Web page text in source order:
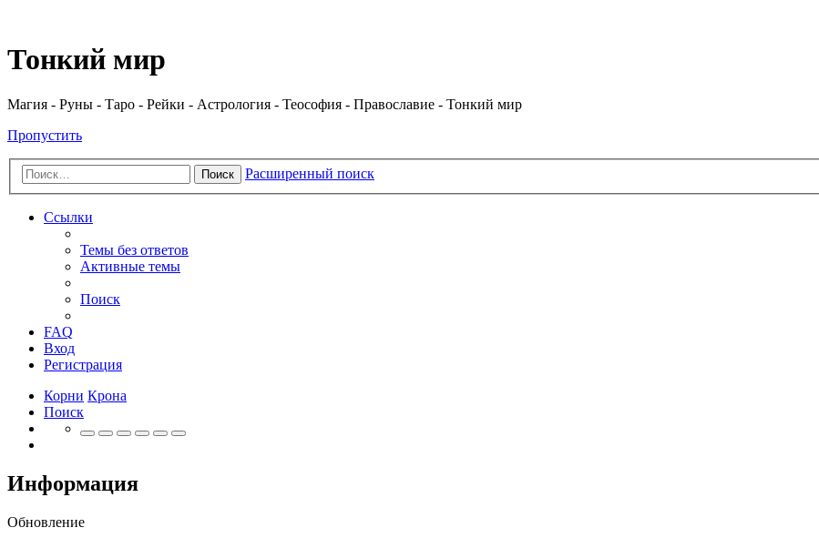
Тонкий мир
Магия - Руны - Таро - Рейки - Астрология - Теософия - Православие - Тонкий мир
Пропустить
Поиск Расширенный поиск
Ссылки
Темы без ответов
Активные темы
Поиск
FAQ
Вход
Регистрация
Корни Крона
Поиск
Информация
Обновление